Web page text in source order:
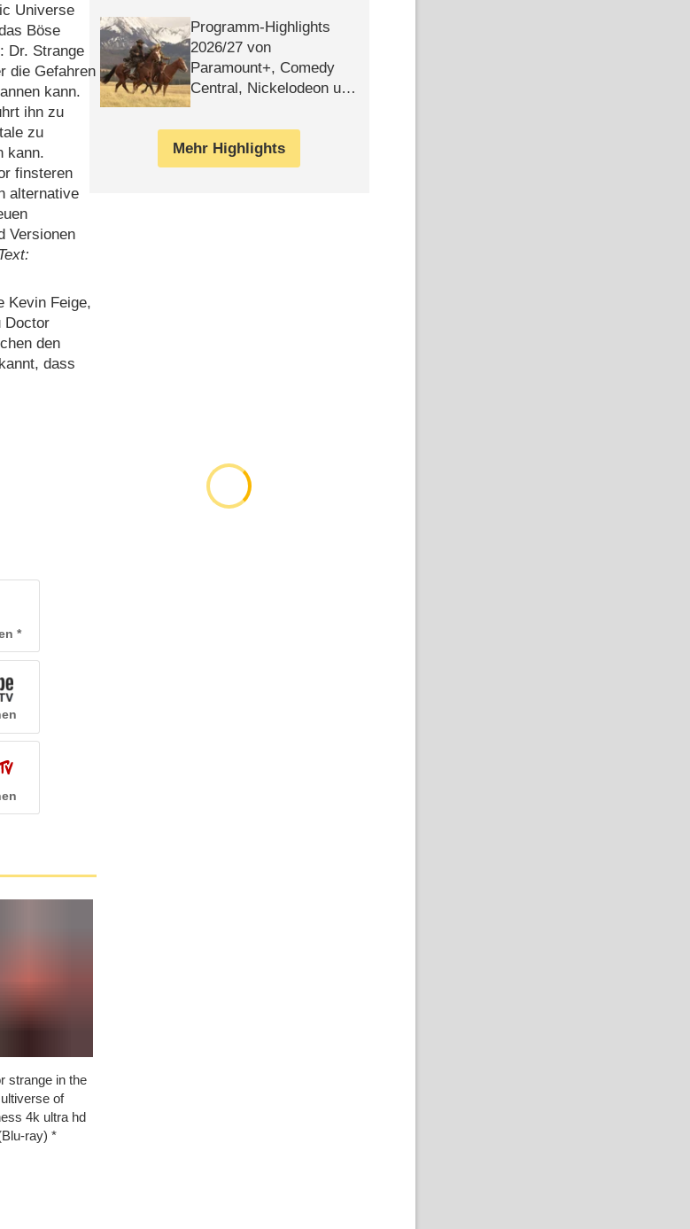
Universe
Böse
Dr. Strange
die Gefahren
kann.
ihn zu
zu
kann.
finsteren
alternative
Versionen
Kevin Feige,
Doctor
den
dass
strange in the
of
4k ultra hd
ray)
Programm-Highlights
2026/​27 von
Paramount+, Comedy
Central, Nickelodeon und
Mehr Highlights